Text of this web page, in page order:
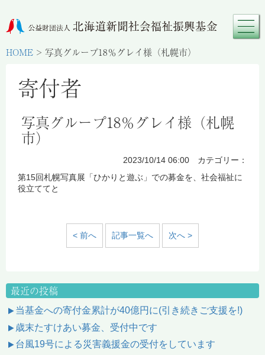
HOME > 写真グループ18％グレイ様（札幌市）
寄付者
写真グループ18％グレイ様（札幌
市）
2023/10/14 06:00 カテゴリー：
第15回札幌写真展「ひかりと遊ぶ」での募金を、社会福祉に
役立ててと
< 前へ 記事一覧へ 次へ >
最近の投稿
当基金への寄付金累計が40億円に(引き続きご支援を!)
歳末たすけあい募金、受付中です
台風19号による災害義援金の受付をしています